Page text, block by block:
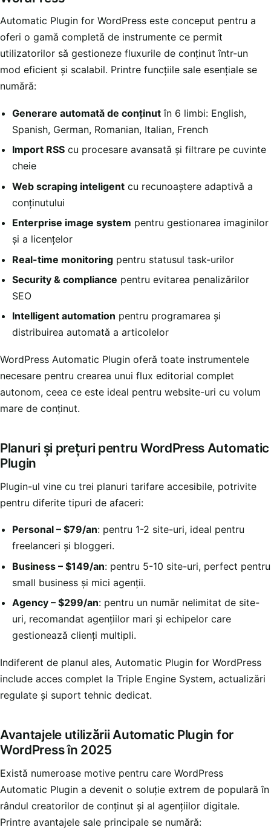
Automatic Plugin for WordPress este conceput pentru a
oferi o gamă completă de instrumente ce permit
utilizatorilor să gestioneze fluxurile de conținut într-un
mod eficient și scalabil. Printre funcțiile sale esențiale se
numără:
Generare automată de conținut în 6 limbi: English,
Spanish, German, Romanian, Italian, French
Import RSS cu procesare avansată și filtrare pe cuvinte
cheie
Web scraping inteligent cu recunoaștere adaptivă a
conținutului
Enterprise image system pentru gestionarea imaginilor
și a licențelor
Real-time monitoring pentru statusul task-urilor
Security & compliance pentru evitarea penalizărilor
SEO
Intelligent automation pentru programarea și
distribuirea automată a articolelor
WordPress Automatic Plugin oferă toate instrumentele
necesare pentru crearea unui flux editorial complet
autonom, ceea ce este ideal pentru website-uri cu volum
mare de conținut.
Planuri și prețuri pentru WordPress Automatic
Plugin
Plugin-ul vine cu trei planuri tarifare accesibile, potrivite
pentru diferite tipuri de afaceri:
Personal – $79/an: pentru 1-2 site-uri, ideal pentru
freelanceri și bloggeri.
Business – $149/an: pentru 5-10 site-uri, perfect pentru
small business și mici agenții.
Agency – $299/an: pentru un număr nelimitat de site-
uri, recomandat agențiilor mari și echipelor care
gestionează clienți multipli.
Indiferent de planul ales, Automatic Plugin for WordPress
include acces complet la Triple Engine System, actualizări
regulate și suport tehnic dedicat.
Avantajele utilizării Automatic Plugin for
WordPress în 2025
Există numeroase motive pentru care WordPress
Automatic Plugin a devenit o soluție extrem de populară în
rândul creatorilor de conținut și al agențiilor digitale.
Printre avantajele sale principale se numără: